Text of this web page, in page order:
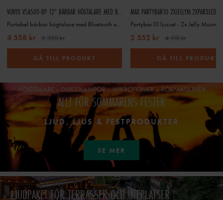
VONYX VSA500-BP 12" BÄRBAR HÖGTALARE MED BLUETOOTH OCH TRÅDLÖS HANDMIKROFON + HEADSETMIKROFON
Portabel bärbar högtalare med Bluetooth och trådlös handmikrofon + headsetmikrofon
4 558 kr 5 350 kr
GÅ TILL PRODUKT
MAX PARTYBAR10 2XJELLYM.2XPAR3LED
2 552 kr 4 118 kr
GÅ TILL PRODUKT
HÖGTALARE – DISCOLAMPOR – MIKROFONER – RÖKMASKINER
ALLT FÖR SOMMARENS FESTER
LJUD, LJUS & FESTPRODUKTER
SE MER
LJUDPAKET FÖR TERRASSER OCH UTEPLATSER